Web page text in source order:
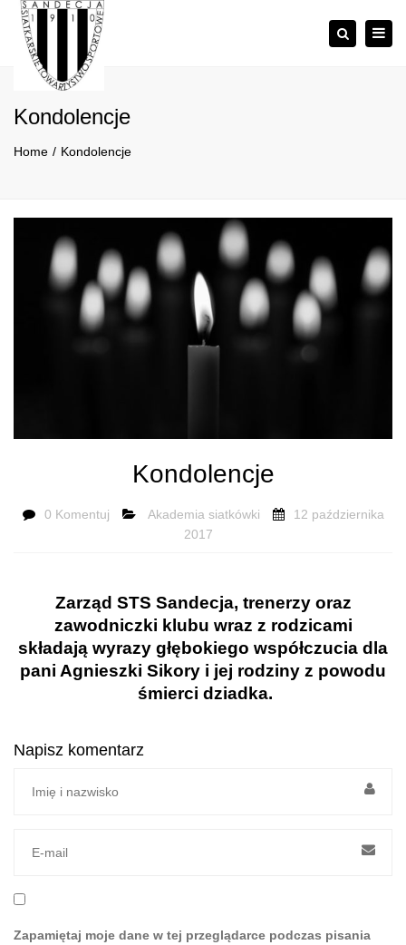
Szukaj
Kondolencje
Home Kondolencje
Kondolencje
0 Komentuj Akademia siatkówki
12 października
2017
Zarząd STS Sandecja, trenerzy oraz
zawodniczki klubu wraz z rodzicami
składają wyrazy głębokiego współczucia dla
pani Agnieszki Sikory i jej rodziny z powodu
śmierci dziadka.
Napisz komentarz
Zapamiętaj moje dane w tej przeglądarce podczas pisania